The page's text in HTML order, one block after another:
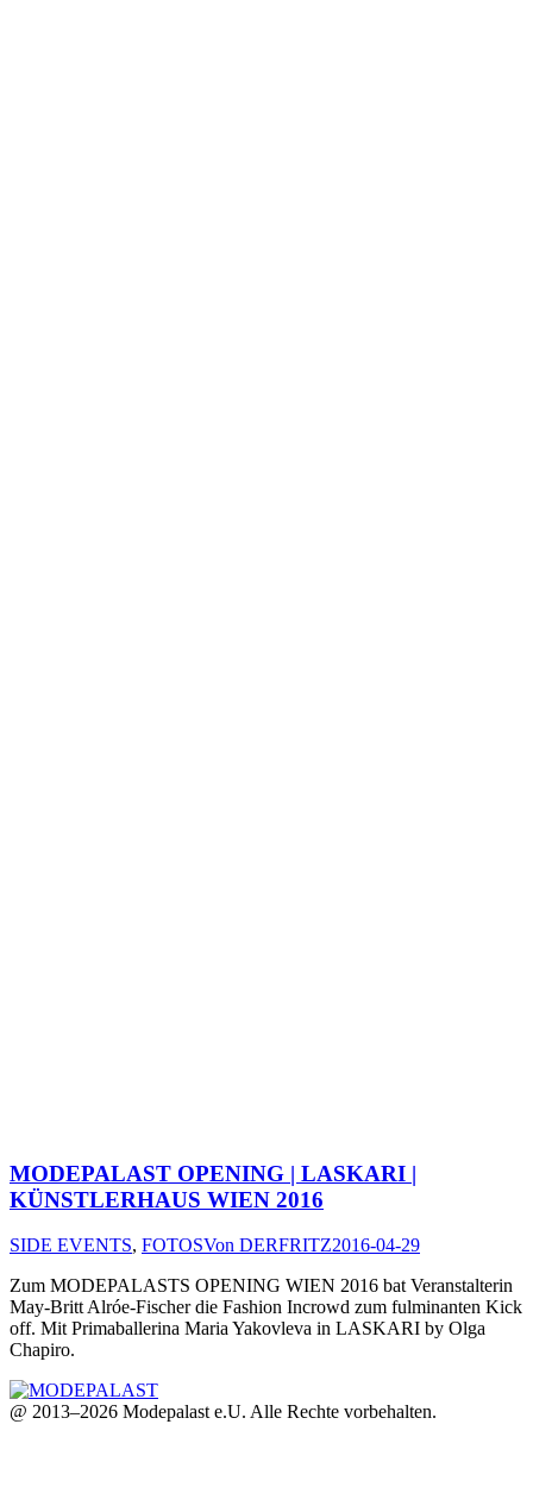
MODEPALAST OPENING | LASKARI |
KÜNSTLERHAUS WIEN 2016
SIDE EVENTS, FOTOSVon DERFRITZ2016-04-29
Zum MODEPALASTS OPENING WIEN 2016 bat Veranstalterin
May-Britt Alróe-Fischer die Fashion Incrowd zum fulminanten Kick
off. Mit Primaballerina Maria Yakovleva in LASKARI by Olga
Chapiro.
@ 2013–2026 Modepalast e.U. Alle Rechte vorbehalten.